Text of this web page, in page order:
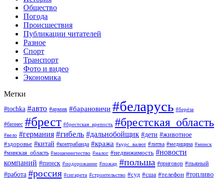
Общество
Погода
Происшествия
Публикации читателей
Разное
Спорт
Транспорт
Фото и видео
Экономика
Метки
#tochka #авто #армия #барановичи #беларусь #берёза
#бизнес #брест #брестская_крепость #брестская_область
#вело #германия #гибель #дальнобойщик #дети #животное
#здоровье #китай #контрабанда #кража #курс_валют #литва #медицина #минск
#минская_область #мошенничество #налог #недвижимость #новости
компаний #пинск #подорожание #пожар #польша #приговор #пьяный
#работа #россия #сигарета #строительство #суд #сша #телефон #топливо